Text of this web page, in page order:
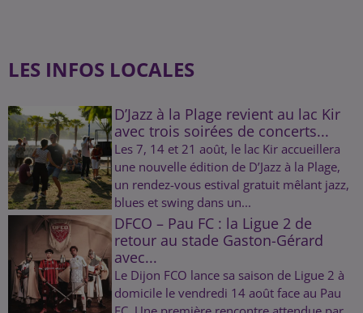
LES INFOS LOCALES
D’Jazz à la Plage revient au lac Kir
avec trois soirées de concerts...
Les 7, 14 et 21 août, le lac Kir accueillera
une nouvelle édition de D’Jazz à la Plage,
un rendez-vous estival gratuit mêlant jazz,
blues et swing dans un...
DFCO – Pau FC : la Ligue 2 de
retour au stade Gaston-Gérard
avec...
Le Dijon FCO lance sa saison de Ligue 2 à
domicile le vendredi 14 août face au Pau